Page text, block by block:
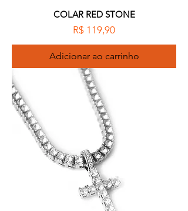
COLAR RED STONE
Preço
R$ 119,90
Adicionar ao carrinho